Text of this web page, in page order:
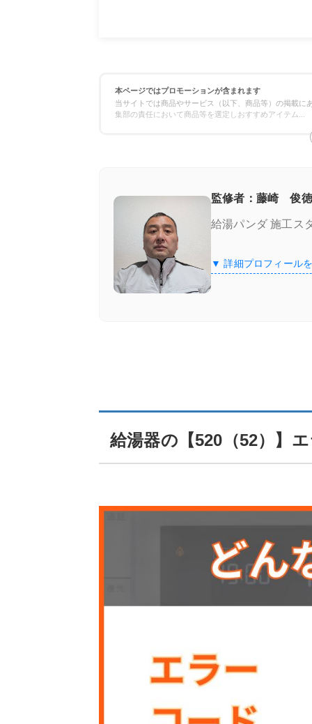
エラーコードの数字「520」と「52」
初期対応で改善しない場合に試せること
専門業者への相談が必要なケース
給湯器 エラーコード【520（52）】は
給湯器 エラーコード【520（52）】が
給湯器 エラーコードの「520」と「52
本ページではプロモーションが含まれます
当サイトでは商品やサービス（以下、商品等）の掲載
集部の責任において商品等を選定しおすすめアイテム
監修者：藤崎 俊
給湯パンダ 施工ス
▼ 詳細プロフィール
給湯器の【520（52）】